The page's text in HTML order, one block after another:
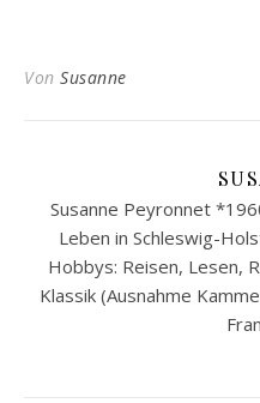
Von Susanne
Susanne Peyronnet
Leben in Schleswig-
Hobbys: Reisen, Lesen,
Klassik (Ausnahme